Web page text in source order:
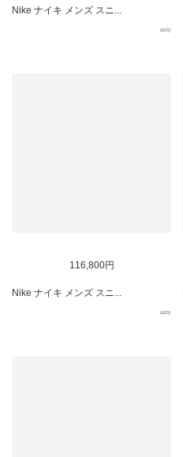
Nike ナイキ メンズ スニ...
asty
116,800円
Nike ナイキ メンズ スニ...
asty